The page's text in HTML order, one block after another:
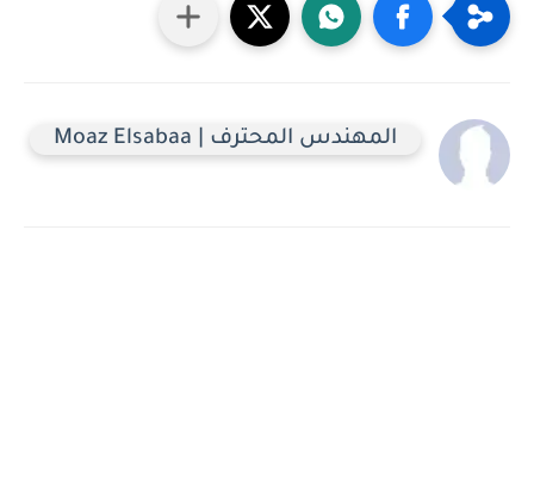
المهندس المحترف | Moaz Elsabaa